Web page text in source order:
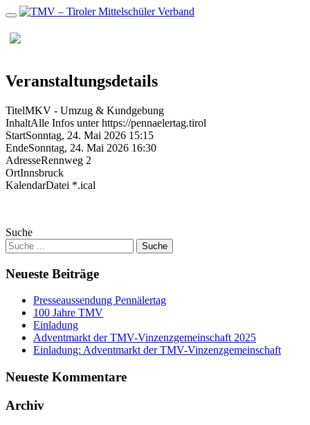
Zum
Veranstaltungsdetails
TitelMKV - Umzug & Kundgebung
InhaltAlle Infos unter https://pennaelertag.tirol
StartSonntag, 24. Mai 2026 15:15
EndeSonntag, 24. Mai 2026 16:30
AdresseRennweg 2
OrtInnsbruck
KalendarDatei *.ical
Suche
Neueste Beiträge
Presseaussendung Pennälertag
100 Jahre TMV
Einladung
Adventmarkt der TMV-Vinzenzgemeinschaft 2025
Einladung: Adventmarkt der TMV-Vinzenzgemeinschaft
Neueste Kommentare
Archiv